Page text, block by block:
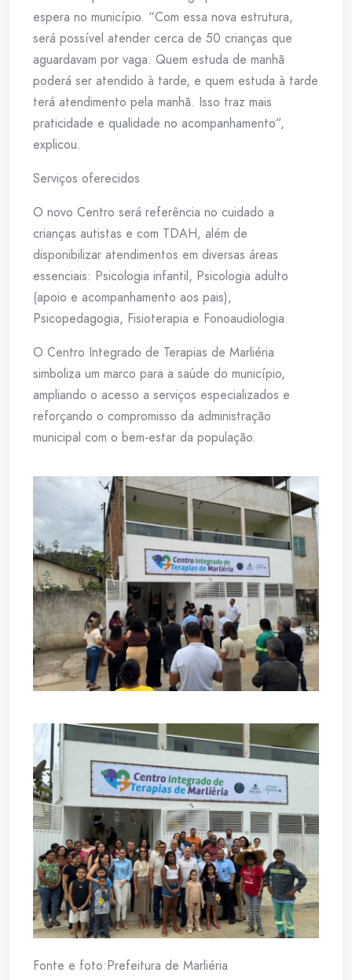
espera no município. “Com essa nova estrutura,
será possível atender cerca de 50 crianças que
aguardavam por vaga. Quem estuda de manhã
poderá ser atendido à tarde, e quem estuda à tarde
terá atendimento pela manhã. Isso traz mais
praticidade e qualidade no acompanhamento”,
explicou.
Serviços oferecidos
O novo Centro será referência no cuidado a
crianças autistas e com TDAH, além de
disponibilizar atendimentos em diversas áreas
essenciais: Psicologia infantil, Psicologia adulto
(apoio e acompanhamento aos pais),
Psicopedagogia, Fisioterapia e Fonoaudiologia.
O Centro Integrado de Terapias de Marliéria
simboliza um marco para a saúde do município,
ampliando o acesso a serviços especializados e
reforçando o compromisso da administração
municipal com o bem-estar da população.
Fonte e foto:Prefeitura de Marliéria